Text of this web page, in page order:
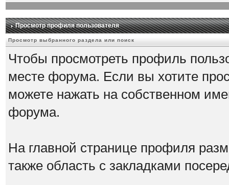
Просмотр профиля пользователя
Просмотр выбранного раздела или поиск
Чтобы просмотреть профиль
месте форума. Если вы хотите
можете нажать на собственном
форума.
На главной странице профиля
также область с закладками